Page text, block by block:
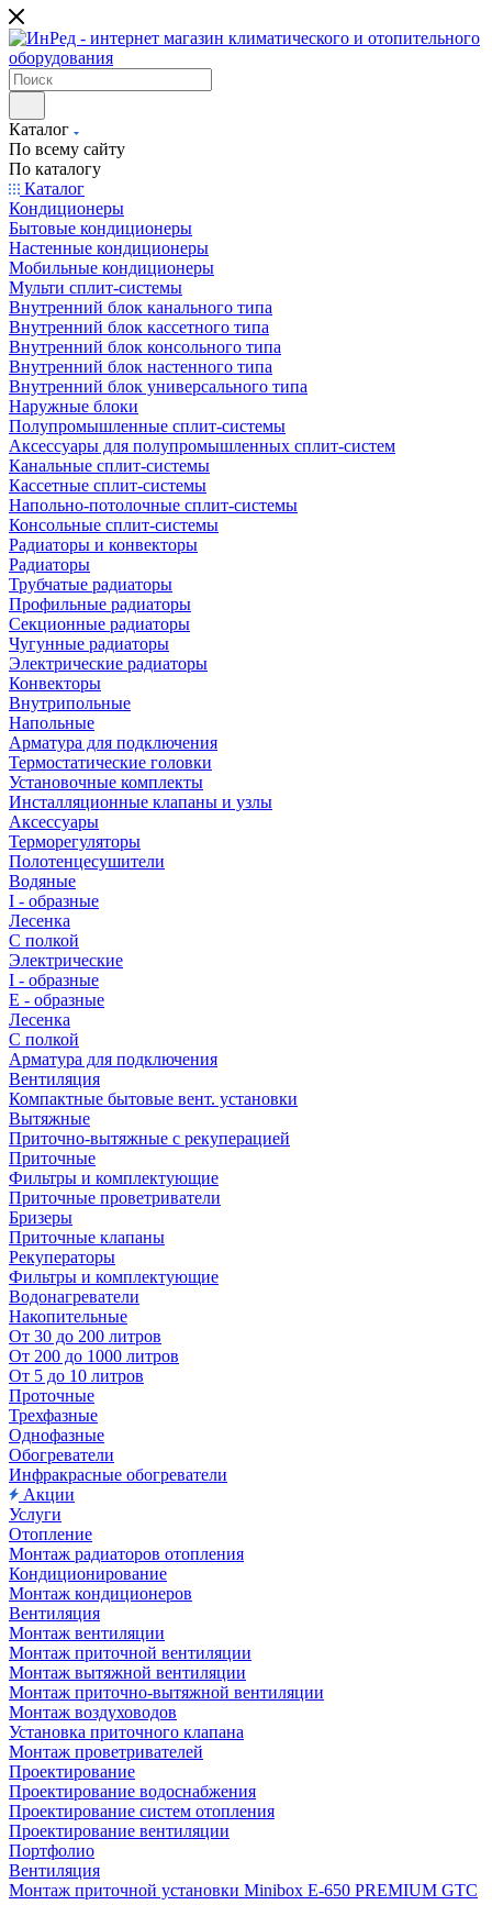
Каталог
По всему сайту
По каталогу
Каталог
Кондиционеры
Бытовые кондиционеры
Настенные кондиционеры
Мобильные кондиционеры
Мульти сплит-системы
Внутренний блок канального типа
Внутренний блок кассетного типа
Внутренний блок консольного типа
Внутренний блок настенного типа
Внутренний блок универсального типа
Наружные блоки
Полупромышленные сплит-системы
Аксессуары для полупромышленных сплит-систем
Канальные сплит-системы
Кассетные сплит-системы
Напольно-потолочные сплит-системы
Консольные сплит-системы
Радиаторы и конвекторы
Радиаторы
Трубчатые радиаторы
Профильные радиаторы
Секционные радиаторы
Чугунные радиаторы
Электрические радиаторы
Конвекторы
Внутрипольные
Напольные
Арматура для подключения
Термостатические головки
Установочные комплекты
Инсталляционные клапаны и узлы
Аксессуары
Терморегуляторы
Полотенцесушители
Водяные
I - образные
Лесенка
С полкой
Электрические
I - образные
E - образные
Лесенка
С полкой
Арматура для подключения
Вентиляция
Компактные бытовые вент. установки
Вытяжные
Приточно-вытяжные с рекуперацией
Приточные
Фильтры и комплектующие
Приточные проветриватели
Бризеры
Приточные клапаны
Рекуператоры
Фильтры и комплектующие
Водонагреватели
Накопительные
От 30 до 200 литров
От 200 до 1000 литров
От 5 до 10 литров
Проточные
Трехфазные
Однофазные
Обогреватели
Инфракрасные обогреватели
Акции
Услуги
Отопление
Монтаж радиаторов отопления
Кондиционирование
Монтаж кондиционеров
Вентиляция
Монтаж вентиляции
Монтаж приточной вентиляции
Монтаж вытяжной вентиляции
Монтаж приточно-вытяжной вентиляции
Монтаж воздуховодов
Установка приточного клапана
Монтаж проветривателей
Проектирование
Проектирование водоснабжения
Проектирование систем отопления
Проектирование вентиляции
Портфолио
Вентиляция
Монтаж приточной установки Minibox E-650 PREMIUM GTC